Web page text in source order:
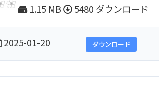
1.15 MB 5480 ダウンロード
2025-01-20 ダウンロード